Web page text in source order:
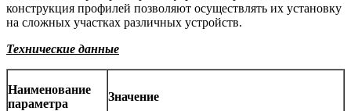
конструкция профилей позволяют осуществлять их установку
на сложных участках различных устройств.
Технические данные
Наименование
параметра
Значение